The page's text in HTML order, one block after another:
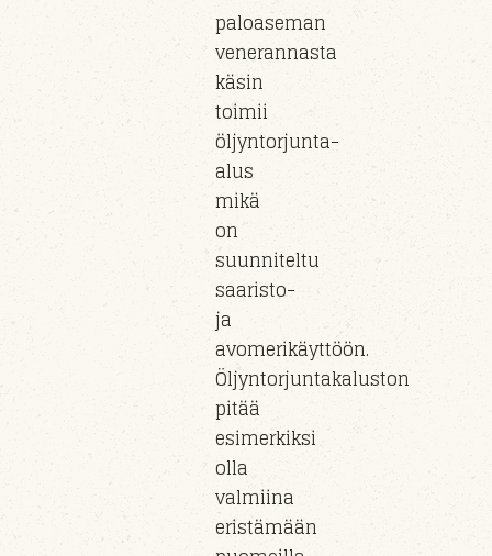
paloaseman
venerannasta
käsin
toimii
öljyntorjunta-
alus
mikä
on
suunniteltu
saaristo-
ja
avomerikäyttöön.
Öljyntorjuntakaluston
pitää
esimerkiksi
olla
valmiina
eristämään